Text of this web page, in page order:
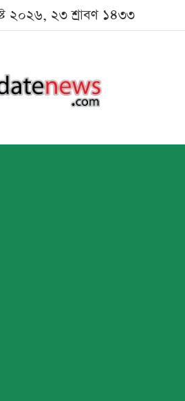
২০২৬, ২৩ শ্রাবণ ১৪৩৩